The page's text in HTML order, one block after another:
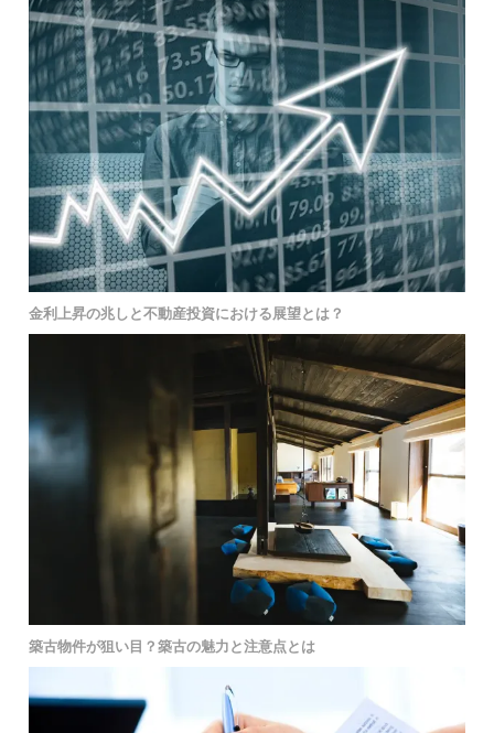
金利上昇の兆しと不動産投資における展望とは？
築古物件が狙い目？築古の魅力と注意点とは